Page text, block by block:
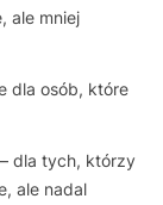
ale mniej
dla osób, które
dla tych, którzy
ale nadal